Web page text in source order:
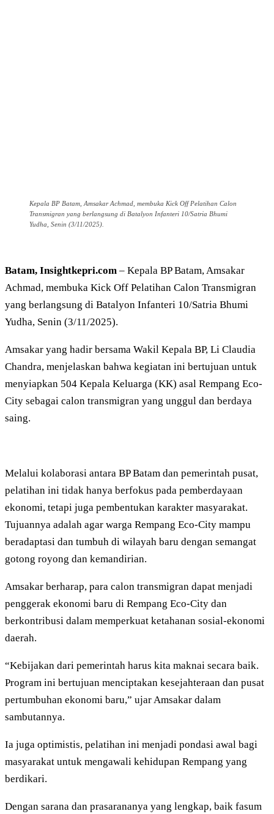
Kepala BP Batam, Amsakar Achmad, membuka Kick Off Pelatihan Calon
Transmigran yang berlangsung di Batalyon Infanteri 10/Satria Bhumi
Yudha, Senin (3/11/2025).
Batam, Insightkepri.com – Kepala BP Batam, Amsakar
Achmad, membuka Kick Off Pelatihan Calon Transmigran
yang berlangsung di Batalyon Infanteri 10/Satria Bhumi
Yudha, Senin (3/11/2025).
Amsakar yang hadir bersama Wakil Kepala BP, Li Claudia
Chandra, menjelaskan bahwa kegiatan ini bertujuan untuk
menyiapkan 504 Kepala Keluarga (KK) asal Rempang Eco-
City sebagai calon transmigran yang unggul dan berdaya
saing.
Melalui kolaborasi antara BP Batam dan pemerintah pusat,
pelatihan ini tidak hanya berfokus pada pemberdayaan
ekonomi, tetapi juga pembentukan karakter masyarakat.
Tujuannya adalah agar warga Rempang Eco-City mampu
beradaptasi dan tumbuh di wilayah baru dengan semangat
gotong royong dan kemandirian.
Amsakar berharap, para calon transmigran dapat menjadi
penggerak ekonomi baru di Rempang Eco-City dan
berkontribusi dalam memperkuat ketahanan sosial-ekonomi
daerah.
“Kebijakan dari pemerintah harus kita maknai secara baik.
Program ini bertujuan menciptakan kesejahteraan dan pusat
pertumbuhan ekonomi baru,” ujar Amsakar dalam
sambutannya.
Ia juga optimistis, pelatihan ini menjadi pondasi awal bagi
masyarakat untuk mengawali kehidupan Rempang yang
berdikari.
Dengan sarana dan prasarananya yang lengkap, baik fasum